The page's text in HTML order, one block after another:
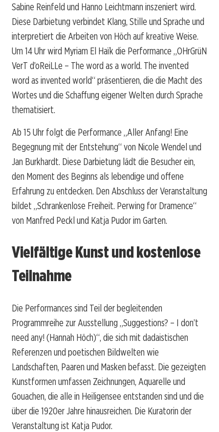
Sabine Reinfeld und Hanno Leichtmann inszeniert wird.
Diese Darbietung verbindet Klang, Stille und Sprache und
interpretiert die Arbeiten von Höch auf kreative Weise.
Um 14 Uhr wird Myriam El Haïk die Performance „OHrGrüN
VerT d’oReiLLe – The word as a world. The invented
word as invented world“ präsentieren, die die Macht des
Wortes und die Schaffung eigener Welten durch Sprache
thematisiert.
Ab 15 Uhr folgt die Performance „Aller Anfang! Eine
Begegnung mit der Entstehung“ von Nicole Wendel und
Jan Burkhardt. Diese Darbietung lädt die Besucher ein,
den Moment des Beginns als lebendige und offene
Erfahrung zu entdecken. Den Abschluss der Veranstaltung
bildet „Schrankenlose Freiheit. Perwing for Dramence“
von Manfred Peckl und Katja Pudor im Garten.
Vielfältige Kunst und kostenlose
Teilnahme
Die Performances sind Teil der begleitenden
Programmreihe zur Ausstellung „Suggestions? – I don’t
need any! (Hannah Höch)“, die sich mit dadaistischen
Referenzen und poetischen Bildwelten wie
Landschaften, Paaren und Masken befasst. Die gezeigten
Kunstformen umfassen Zeichnungen, Aquarelle und
Gouachen, die alle in Heiligensee entstanden sind und die
über die 1920er Jahre hinausreichen. Die Kuratorin der
Veranstaltung ist Katja Pudor.